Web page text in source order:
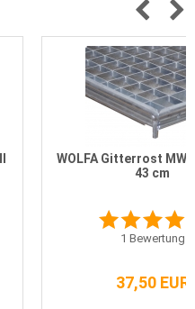
WOLFA Gitterrost MW
43 cm
1 Bewertung
37,50 EUR